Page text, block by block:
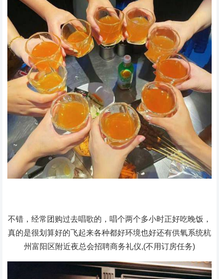
不错，经常团购过去唱歌的，唱个两个多小时正好吃晚饭，
真的是很划算好的飞起来各种都好环境也好还有供氧系统杭
州富阳区附近夜总会招聘商务礼仪,(不用订房任务)